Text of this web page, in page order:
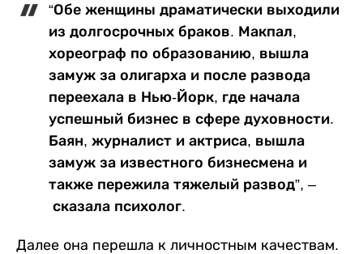
“Обе женщины драматически выходили
из долгосрочных браков. Макпал,
хореограф по образованию, вышла
замуж за олигарха и после развода
переехала в Нью-Йорк, где начала
успешный бизнес в сфере духовности.
Баян, журналист и актриса, вышла
замуж за известного бизнесмена и
также пережила тяжелый развод”, –
сказала психолог.
Далее она перешла к личностным качествам.